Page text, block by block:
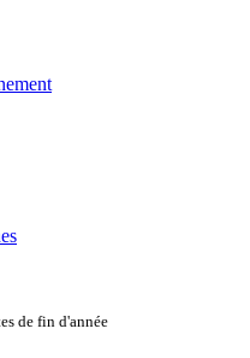
de fin d'année